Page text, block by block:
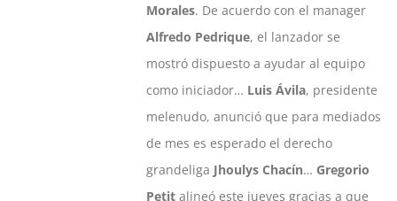
Morales. De acuerdo con el manager
Alfredo Pedrique, el lanzador se
mostró dispuesto a ayudar al equipo
como iniciador… Luis Ávila, presidente
melenudo, anunció que para mediados
de mes es esperado el derecho
grandeliga Jhoulys Chacín… Gregorio
Petit alineó este jueves gracias a que